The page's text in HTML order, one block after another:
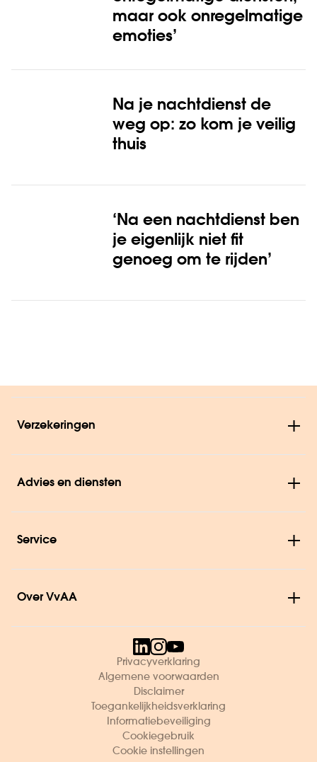
maar ook onregelmatige
emoties’
Na je nachtdienst de
weg op: zo kom je veilig
thuis
‘Na een nachtdienst ben
je eigenlijk niet fit
genoeg om te rijden’
Verzekeringen
Advies en diensten
Service
Over VvAA
Privacyverklaring
Algemene voorwaarden
Disclaimer
Toegankelijkheidsverklaring
Informatiebeveiliging
Cookiegebruik
Cookie instellingen